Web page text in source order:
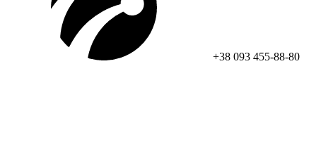
+38 093 455-88-80